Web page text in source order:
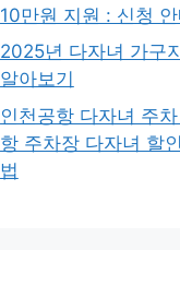
10만원 지원 : 신청
2025년 다자녀 가구
알아보기
인천공항 다자녀 주
항 주차장 다자녀 할
법